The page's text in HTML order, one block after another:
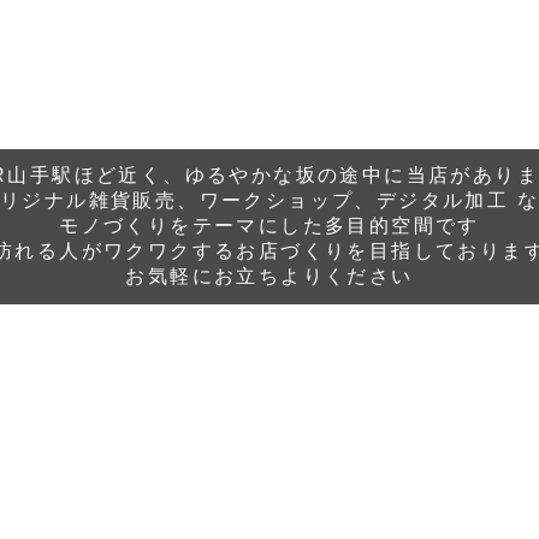
山手駅ほど近く、ゆるやかな坂の途中に当店がありま
ジナル雑貨販売、ワークショップ、デジタル加工
モノづくりをテーマにした多目的空間です
れる人がワクワクするお店づくりを目指しておりま
​お気軽にお立ちよりください